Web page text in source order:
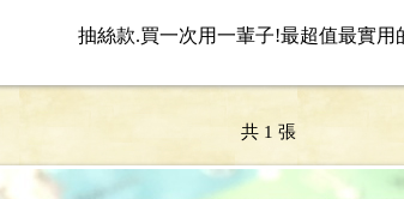
抽絲款.買一次用一輩子!最超值最實用
共 1 張